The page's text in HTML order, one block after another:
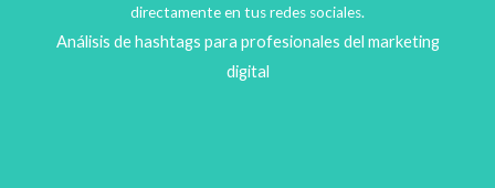
directamente en tus redes sociales.
Análisis de hashtags para profesionales del marketing
digital